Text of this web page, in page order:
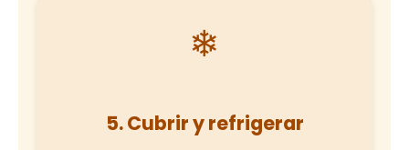
❄
5. Cubrir y refrigerar